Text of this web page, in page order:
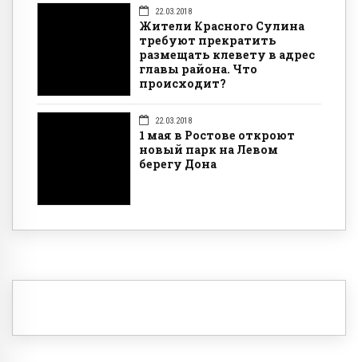
22.03.2018
Жители Красного Сулина
требуют прекратить
размещать клевету в адрес
главы района. Что
происходит?
22.03.2018
1 мая в Ростове откроют
новый парк на Левом
берегу Дона